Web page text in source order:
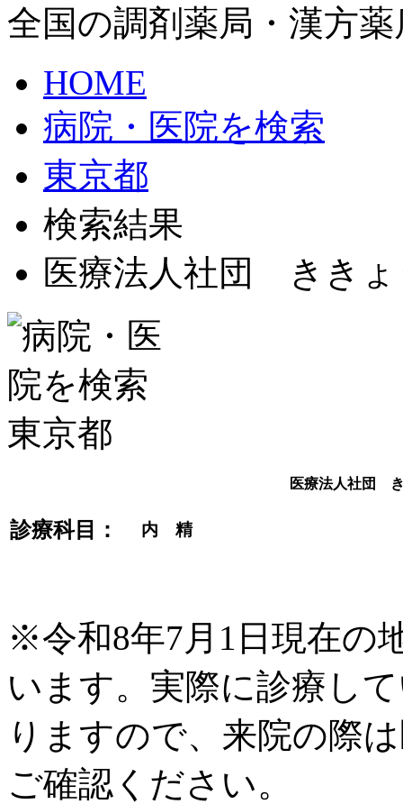
全国の調剤薬局・漢方
HOME
病院・医院を検索
東京都
検索結果
医療法人社団 きき
医療法人社団
診療科目： 内 精
※令和8年7月1日現在の
います。実際に診療し
りますので、来院の際
ご確認ください。